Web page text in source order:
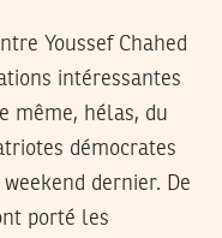
Youssef Chahed
intéressantes
même, hélas, du
démocrates
dernier. De
porté les